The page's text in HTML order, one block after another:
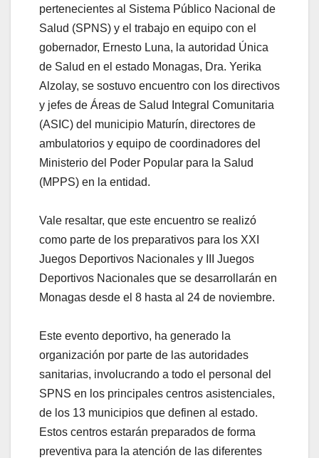
pertenecientes al Sistema Público Nacional de
Salud (SPNS) y el trabajo en equipo con el
gobernador, Ernesto Luna, la autoridad Única
de Salud en el estado Monagas, Dra. Yerika
Alzolay, se sostuvo encuentro con los directivos
y jefes de Áreas de Salud Integral Comunitaria
(ASIC) del municipio Maturín, directores de
ambulatorios y equipo de coordinadores del
Ministerio del Poder Popular para la Salud
(MPPS) en la entidad.
Vale resaltar, que este encuentro se realizó
como parte de los preparativos para los XXI
Juegos Deportivos Nacionales y III Juegos
Deportivos Nacionales que se desarrollarán en
Monagas desde el 8 hasta al 24 de noviembre.
Este evento deportivo, ha generado la
organización por parte de las autoridades
sanitarias, involucrando a todo el personal del
SPNS en los principales centros asistenciales,
de los 13 municipios que definen al estado.
Estos centros estarán preparados de forma
preventiva para la atención de las diferentes